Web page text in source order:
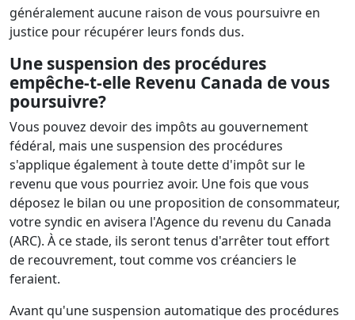
généralement aucune raison de vous poursuivre en
justice pour récupérer leurs fonds dus.
Une suspension des procédures
empêche-t-elle Revenu Canada de vous
poursuivre?
Vous pouvez devoir des impôts au gouvernement
fédéral, mais une suspension des procédures
s'applique également à toute dette d'impôt sur le
revenu que vous pourriez avoir. Une fois que vous
déposez le bilan ou une proposition de consommateur,
votre syndic en avisera l'Agence du revenu du Canada
(ARC). À ce stade, ils seront tenus d'arrêter tout effort
de recouvrement, tout comme vos créanciers le
feraient.
Avant qu'une suspension automatique des procédures